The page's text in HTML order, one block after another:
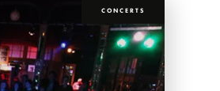
CONCERTS